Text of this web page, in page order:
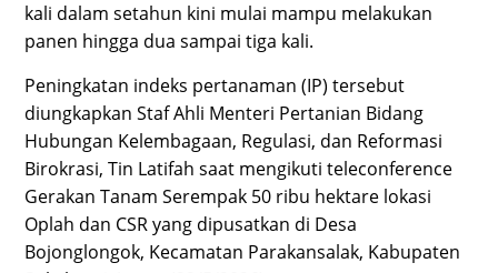
kali dalam setahun kini mulai mampu melakukan
panen hingga dua sampai tiga kali.
Peningkatan indeks pertanaman (IP) tersebut
diungkapkan Staf Ahli Menteri Pertanian Bidang
Hubungan Kelembagaan, Regulasi, dan Reformasi
Birokrasi, Tin Latifah saat mengikuti teleconference
Gerakan Tanam Serempak 50 ribu hektare lokasi
Oplah dan CSR yang dipusatkan di Desa
Bojonglongok, Kecamatan Parakansalak, Kabupaten